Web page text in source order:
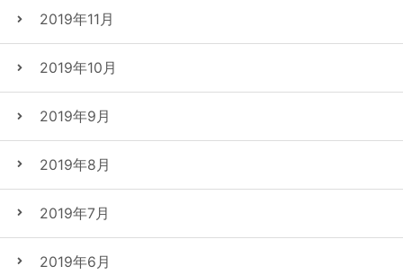
2019年11月
2019年10月
2019年9月
2019年8月
2019年7月
2019年6月